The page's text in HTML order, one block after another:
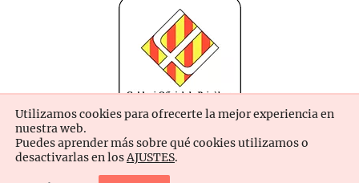
Utilizamos cookies para ofrecerte la mejor experiencia en
nuestra web.
Puedes aprender más sobre qué cookies utilizamos o
desactivarlas en losAJUSTES.